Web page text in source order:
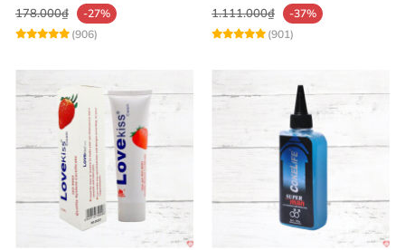
178.000₫
-27%
(906)
1.111.000₫
-37%
(901)